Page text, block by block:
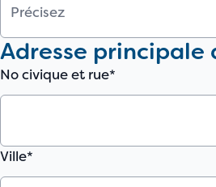
Adresse principale
No civique et rue*
Ville*